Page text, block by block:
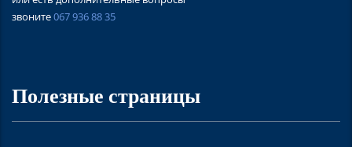
звоните067 936 88 35
Полезные страницы